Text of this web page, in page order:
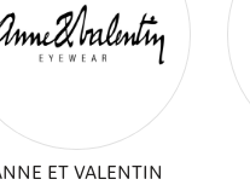
ET VALENTIN